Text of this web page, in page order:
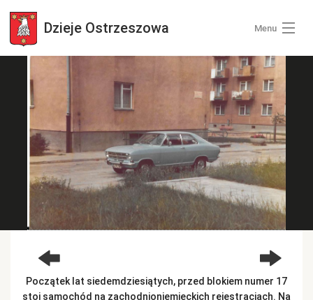
Dzieje Ostrzeszowa Menu
Kategorie zdjęć
Zaloguj się
+ Dodaj zdjęcia
Początek lat siedemdziesiątych, przed blokiem numer 17
stoi samochód na zachodnioniemieckich rejestracjach. Na